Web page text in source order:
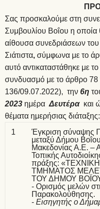
Σας προσκαλούμε στη
Συμβουλίου Βοΐου η
αίθουσα συνεδριάσεων
Σιάτιστα,σύμφωνα με το
αυτό αντικαταστάθηκε με
συνδυασμό με το άρθρο
136/09.07.2022), την6η
2023 ημέραΔευτέρα και
θέματα ημερήσιας διάταξης:
1
Έγκριση σύναψης
μεταξύ Δήμου
Μακεδονίας Α.Ε. –
Τοπικής
πράξης:
ΤΜΗΜΑΤΟΣ
ΤΟΥ ΔΗΜΟΥ
- Ορισμός μελών
Παρακολούθησης.
-Εισηγητής ο